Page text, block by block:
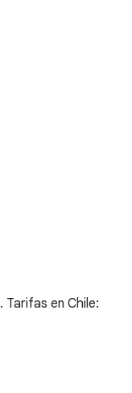
. Tarifas en Chile: